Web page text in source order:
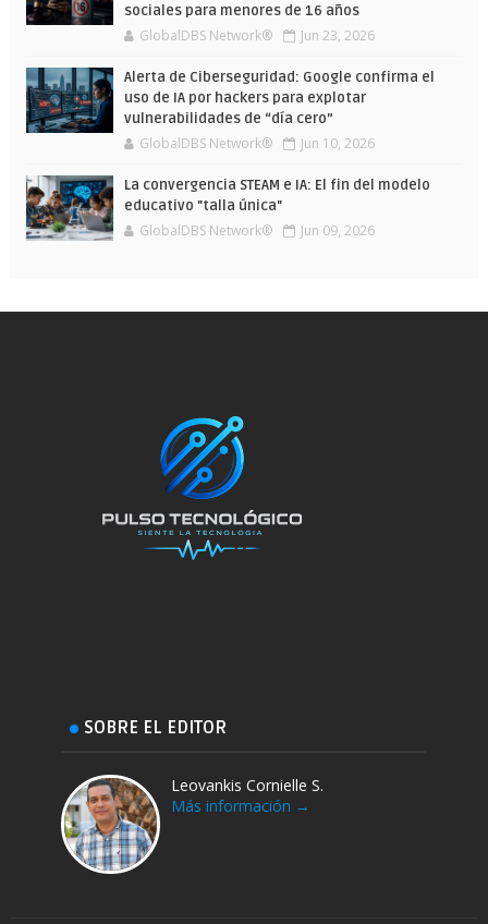
sociales para menores de 16 años
GlobalDBS Network® Jun 23, 2026
Alerta de Ciberseguridad: Google confirma el
uso de IA por hackers para explotar
vulnerabilidades de “día cero”
GlobalDBS Network® Jun 10, 2026
La convergencia STEAM e IA: El fin del modelo
educativo "talla única"
GlobalDBS Network® Jun 09, 2026
SOBRE EL EDITOR
Leovankis Cornielle S.
Más información →